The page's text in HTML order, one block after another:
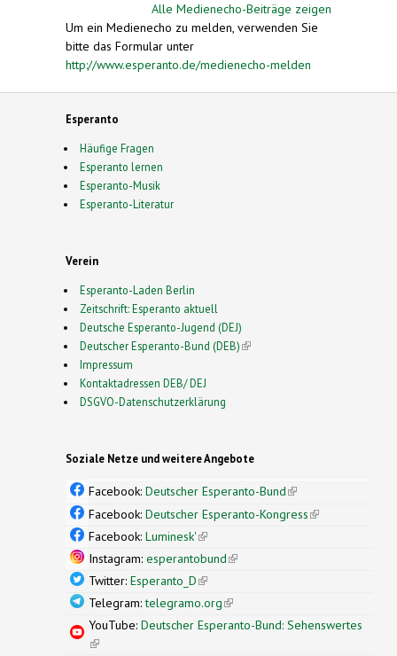
Alle Medienecho-Beiträge zeigen
Um ein Medienecho zu melden, verwenden Sie
bitte das Formular unter
http://www.esperanto.de/medienecho-melden
Esperanto
Häufige Fragen
Esperanto lernen
Esperanto-Musik
Esperanto-Literatur
Verein
Esperanto-Laden Berlin
Zeitschrift: Esperanto aktuell
Deutsche Esperanto-Jugend (DEJ)
Deutscher Esperanto-Bund (DEB)(link is external)
Impressum
Kontaktadressen DEB/ DEJ
DSGVO-Datenschutzerklärung
Soziale Netze und weitere Angebote
Facebook: Deutscher Esperanto-Bund(link is
external)
Facebook: Deutscher Esperanto-Kongress(link is
Facebook: Luminesk'(link is external)
Instagram: esperantobund(link is external)
Twitter: Esperanto_D(link is external)
Telegram:telegramo.org(link is external)
YouTube: Deutscher Esperanto-Bund: Sehenswertes
(link is external)